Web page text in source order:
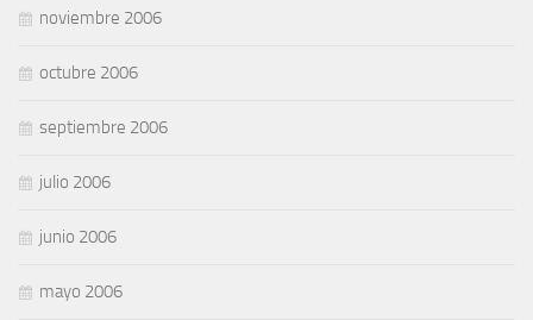
noviembre 2006
octubre 2006
septiembre 2006
julio 2006
junio 2006
mayo 2006